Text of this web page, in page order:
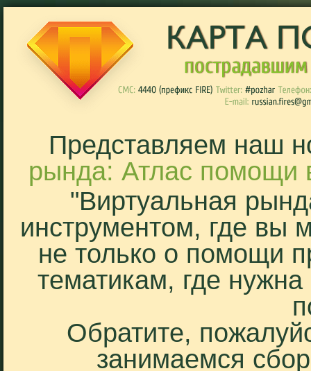
Представляем наш
рында: Атлас помощи
"Виртуальная
инструментом, где вы
не только о помощи
тематикам, где
Обратите,
занимаемся